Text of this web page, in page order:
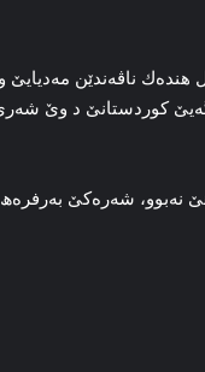
ھندەك ناڤەندێن
كوردستانێ د وێ
شەرەكێ